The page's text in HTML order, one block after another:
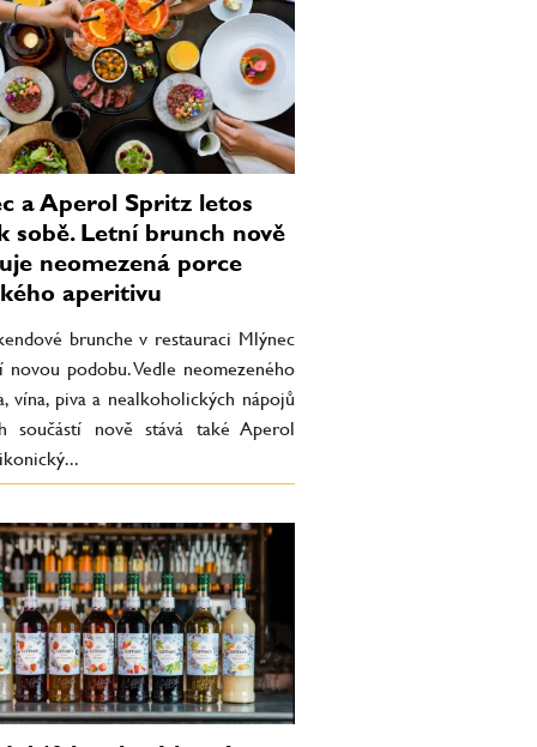
a Aperol Spritz letos
sobě. Letní brunch nově
neomezená porce
aperitivu
brunche v restauraci Mlýnec
novou podobu. Vedle neomezeného
vína, piva a nealkoholických nápojů
součástí nově stává také Aperol